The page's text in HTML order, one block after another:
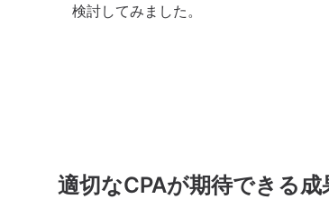
検討してみました。
適切なCPAが期待できる